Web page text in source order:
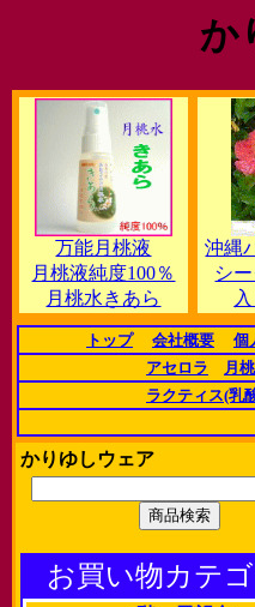
か
万能月桃液
月桃液純度100％
月桃水きあら
沖縄
シ
トップ 会社概要 個
アセロラ
月
ラクティス(乳
かりゆしウェア
お買い物カテ